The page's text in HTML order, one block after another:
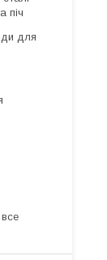
піч
для